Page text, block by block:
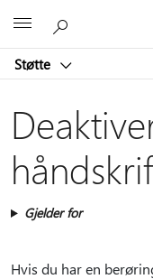
Støtte
Gjelder for
Hvis du har en